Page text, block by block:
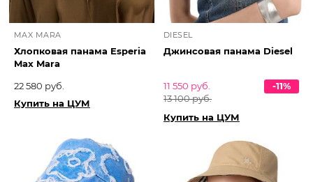
MAX MARA
Хлопковая панама Esperia
Max Mara
22 580 руб.
Купить на ЦУМ
DIESEL
Джинсовая панама Diesel
11 550 руб.
13 100 руб.
-11%
Купить на ЦУМ